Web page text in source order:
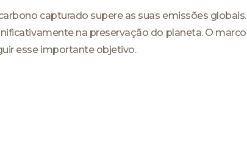
capturado supere as suas emissões globais.
na preservação do planeta. O marco
esse importante objetivo.